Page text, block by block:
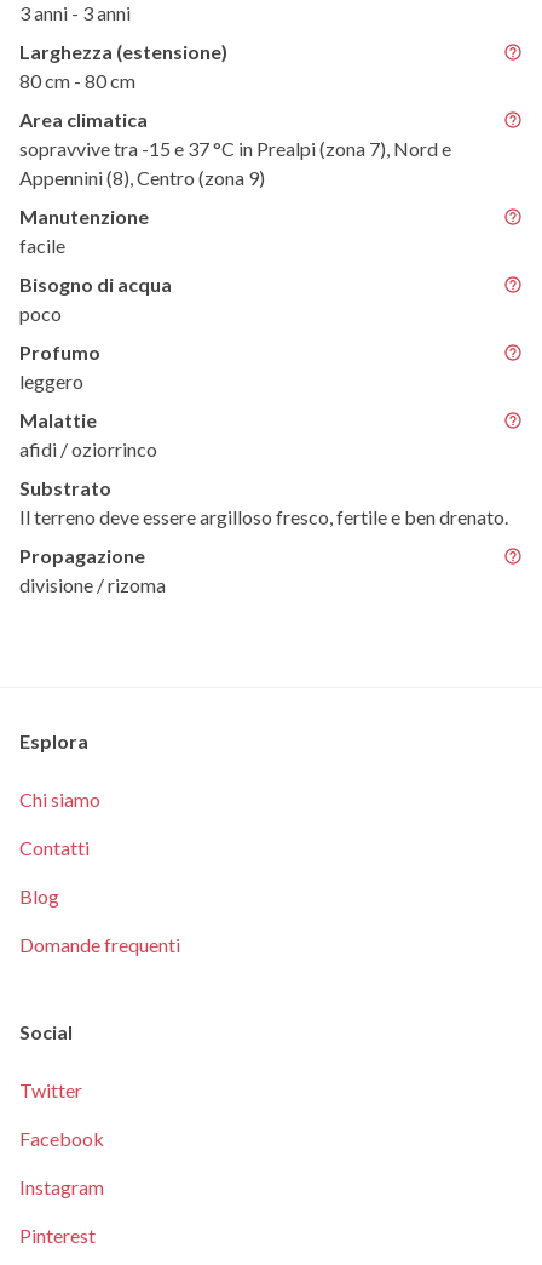
3 anni - 3 anni
Larghezza (estensione)
80 cm - 80 cm
Area climatica
sopravvive tra -15 e 37 °C in Prealpi (zona 7), Nord e
Appennini (8), Centro (zona 9)
Manutenzione
facile
Bisogno di acqua
poco
Profumo
leggero
Malattie
afidi / oziorrinco
Substrato
Il terreno deve essere argilloso fresco, fertile e ben drenato.
Propagazione
divisione / rizoma
Esplora
Chi siamo
Contatti
Blog
Domande frequenti
Social
Twitter
Facebook
Instagram
Pinterest